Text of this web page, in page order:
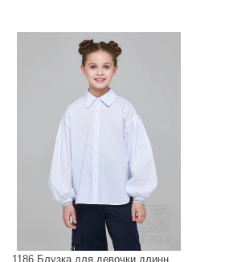
1186 Блузка для девочки длинный рукав